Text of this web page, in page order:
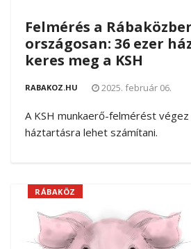
Felmérés a
országosan: 36 ezer
keres meg a KSH
RABAKOZ.HU 2025. február 06.
A KSH munkaerő-felmérést
háztartásra lehet számítani.
RÁBAKÖZ